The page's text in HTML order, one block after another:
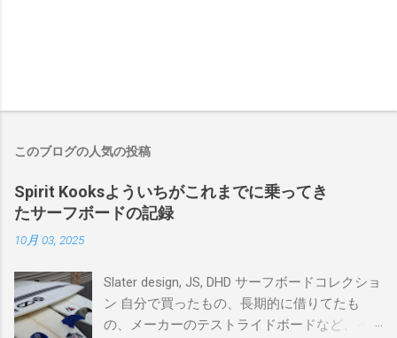
このブログの人気の投稿
Spirit Kooksよういちがこれまでに乗ってき
たサーフボードの記録
10月 03, 2025
Slater design, JS, DHD サーフボードコレクショ
ン 自分で買ったもの、長期的に借りてたも
の、メーカーのテストライドボードなど、イ